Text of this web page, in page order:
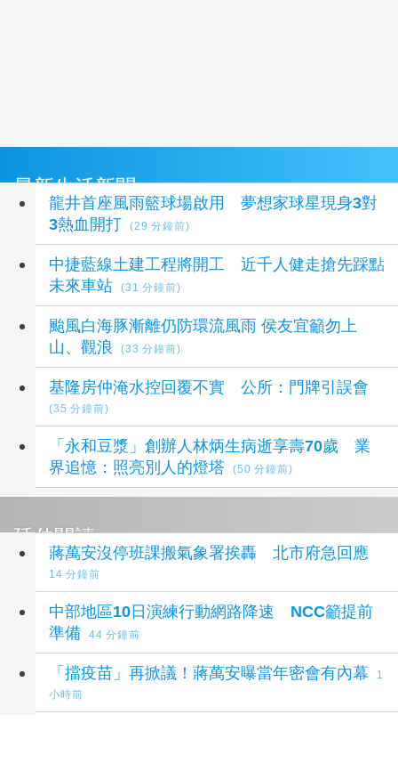
最新生活新聞
龍井首座風雨籃球場啟用 夢想家球星現身3對
3熱血開打
(29 分鐘前)
中捷藍線土建工程將開工 近千人健走搶先踩點
未來車站
(31 分鐘前)
颱風白海豚漸離仍防環流風雨 侯友宜籲勿上
山、觀浪
(33 分鐘前)
基隆房仲淹水控回覆不實 公所：門牌引誤會
(35 分鐘前)
「永和豆漿」創辦人林炳生病逝享壽70歲 業
界追憶：照亮別人的燈塔
(50 分鐘前)
延伸閱讀
蔣萬安沒停班課搬氣象署挨轟 北市府急回應
14 分鐘前
中部地區10日演練行動網路降速 NCC籲提前
準備
44 分鐘前
「擋疫苗」再掀議！蔣萬安曝當年密會有內幕
1
小時前